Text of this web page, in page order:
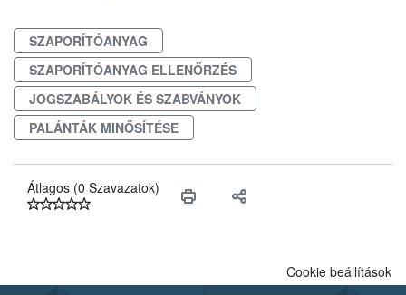
vonni az ebek viselkedésének megítélésében jártas szakértőt.
SZAPORÍTÓANYAG
SZAPORÍTÓANYAG ELLENŐRZÉS
JOGSZABÁLYOK ÉS SZABVÁNYOK
PALÁNTÁK MINŐSÍTÉSE
Átlagos (0 Szavazatok)
Cookie beállítások